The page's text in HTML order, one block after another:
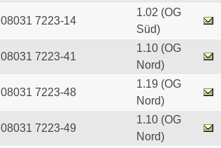
08031 7223-14
1.02 (OG
Süd)
08031 7223-41
1.10 (OG
Nord)
08031 7223-48
1.19 (OG
Nord)
08031 7223-49
1.10 (OG
Nord)